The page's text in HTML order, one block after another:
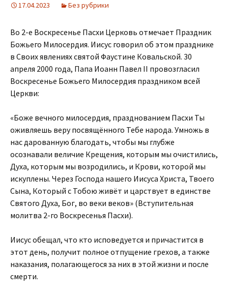
17.04.2023 Без рубрики
Во 2-е Воскресенье Пасхи Церковь отмечает Праздник
Божьего Милосердия. Иисус говорил об этом празднике
в Своих явлениях святой Фаустине Ковальской. 30
апреля 2000 года, Папа Иоанн Павел II провозгласил
Воскресенье Божьего Милосердия праздником всей
Церкви:
«Боже вечного милосердия, празднованием Пасхи Ты
оживляешь веру посвящённого Тебе народа. Умножь в
нас дарованную благодать, чтобы мы глубже
осознавали величие Крещения, которым мы очистились,
Духа, которым мы возродились, и Крови, которой мы
искуплены. Через Господа нашего Иисуса Христа, Твоего
Сына, Который с Тобою живёт и царствует в единстве
Святого Духа, Бог, во веки веков» (Вступительная
молитва 2-го Воскресенья Пасхи).
Иисус обещал, что кто исповедуется и причастится в
этот день, получит полное отпущение грехов, а также
наказания, полагающегося за них в этой жизни и после
смерти.